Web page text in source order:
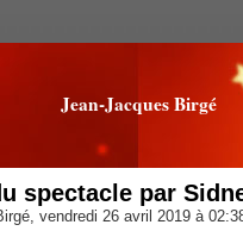
Jean-Jacques Birgé
spectacle par
vendredi 26 avril 2019 à